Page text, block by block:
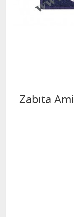
Zabıta